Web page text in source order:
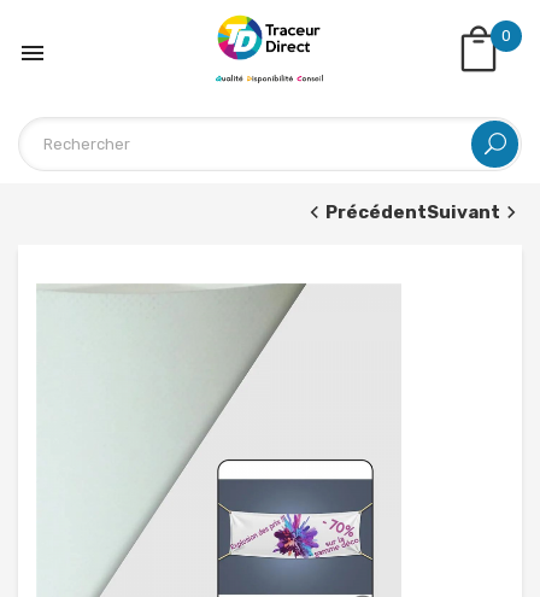

0
PrécédentSuivant